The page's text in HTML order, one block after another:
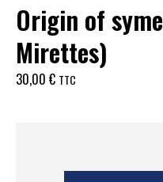
Origin of
Mirettes)
30,00 € TTC